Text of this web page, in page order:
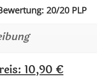
20/20 PLP
10,90 €